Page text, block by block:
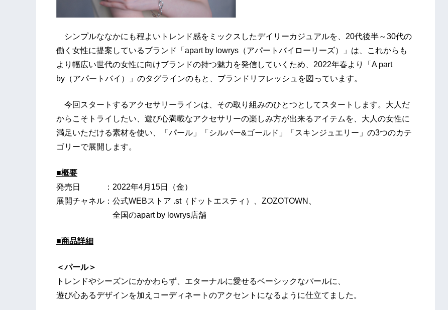
シンプルななかにも程よいトレンド感をミックスしたデイリーカジュアルを、20代後半～30代の
働く女性に提案しているブランド「apart by lowrys（アパートバイローリーズ）」は、これからも
より幅広い世代の女性に向けブランドの持つ魅力を発信していくため、2022年春より「A part
by（アパートバイ）」のタグラインのもと、ブランドリフレッシュを図っています。
今回スタートするアクセサリーラインは、その取り組みのひとつとしてスタートします。大人だ
からこそトライしたい、遊び心満載なアクセサリーの楽しみ方が出来るアイテムを、大人の女性に
満足いただける素材を使い、「パール」「シルバー&ゴールド」「スキンジュエリー」の3つのカテ
ゴリーで展開します。
■概要
発売日 ：2022年4月15日（金）
展開チャネル：公式WEBストア .st（ドットエスティ）、ZOZOTOWN、
全国のapart by lowrys店舗
■商品詳細
＜パール＞
トレンドやシーズンにかかわらず、エターナルに愛せるベーシックなパールに、
遊び心あるデザインを加えコーディネートのアクセントになるように仕立てました。